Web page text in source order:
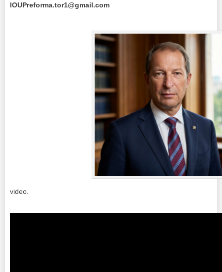
IOUPreforma.tor1@gmail.com
video.